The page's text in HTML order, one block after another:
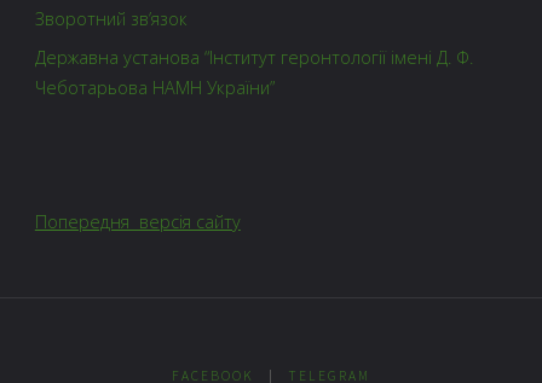
Зворотний зв’язок
Державна установа “Інститут геронтології імені Д. Ф.
Чеботарьова НАМН України”
Попередня версія сайту
FACEBOOK | TELEGRAM